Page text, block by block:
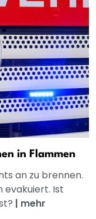
in Flammen
an zu brennen.
evakuiert. Ist
| mehr